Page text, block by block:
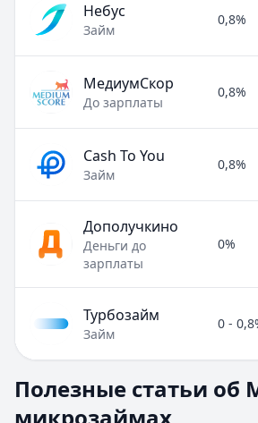
Небус
Займ
0,8%
МедиумСкор
До зарплаты
0,8%
Cash To You
Займ
0,8%
Дополучкино
Деньги до
зарплаты
0%
Турбозайм
Займ
0 -
Раздел:МФО и микрозаймы. Всего
Займ под расписку
Полезные статьи